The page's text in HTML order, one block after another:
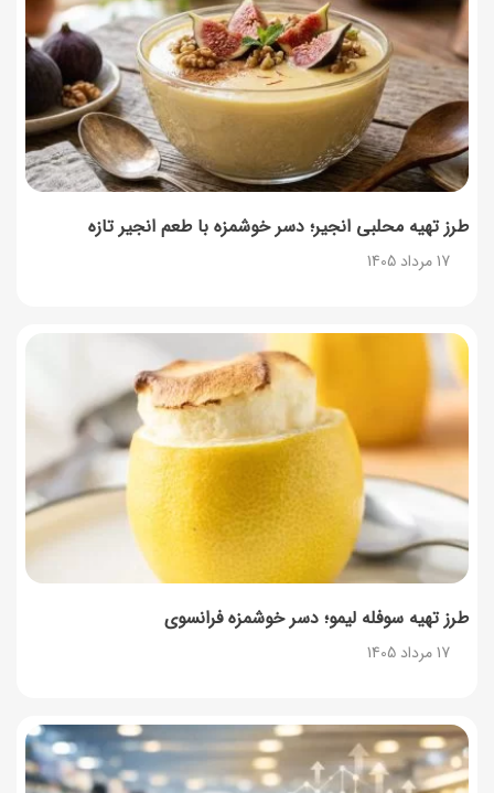
طرز تهیه محلبی انجیر؛ دسر خوشمزه با طعم انجیر تازه
17 مرداد 1405
طرز تهیه سوفله لیمو؛ دسر خوشمزه فرانسوی
17 مرداد 1405